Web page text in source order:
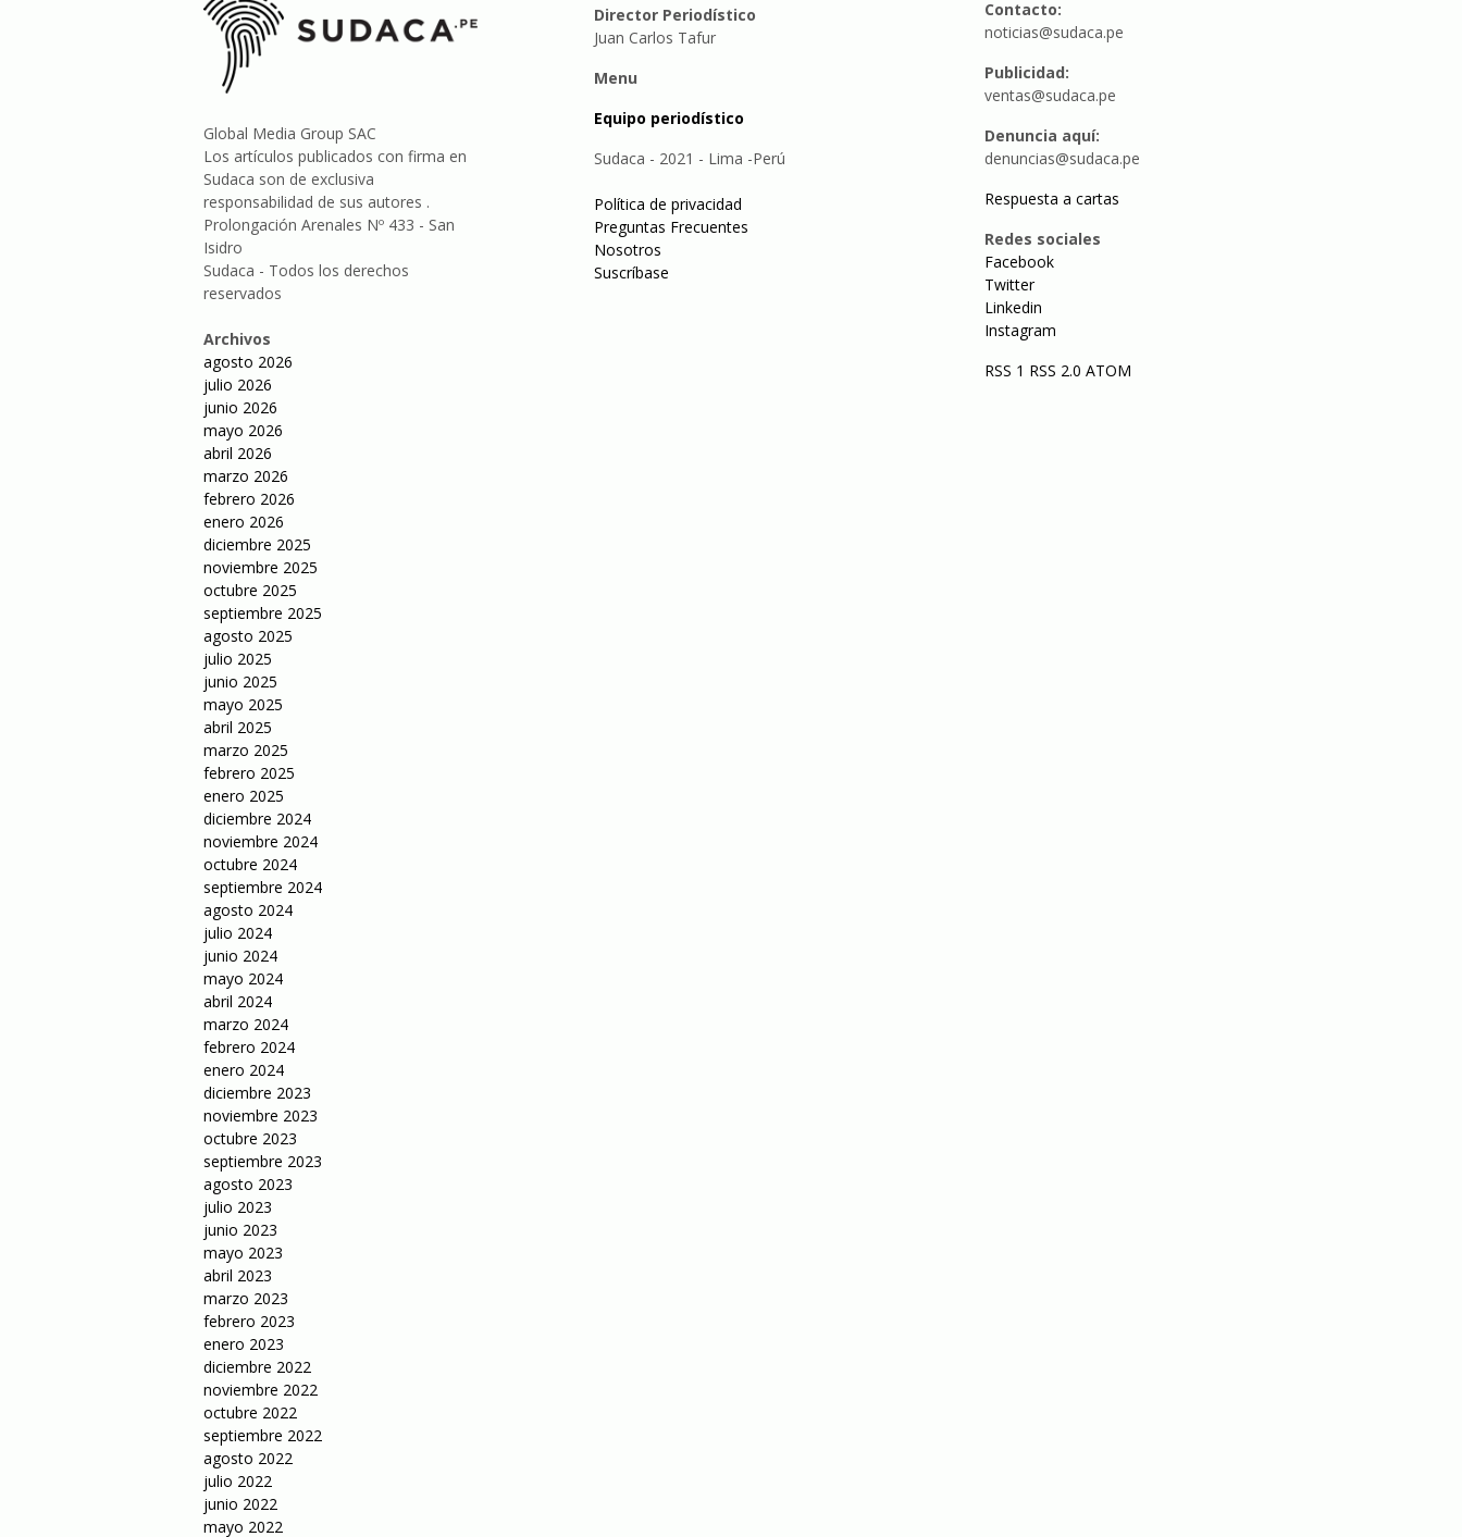
Global Media Group SAC
Los artículos publicados con firma en
Sudaca son de exclusiva
responsabilidad de sus autores .
Prolongación Arenales Nº 433 - San
Isidro
Sudaca - Todos los derechos
reservados
Archivos
agosto 2026
julio 2026
junio 2026
mayo 2026
abril 2026
marzo 2026
febrero 2026
enero 2026
diciembre 2025
noviembre 2025
octubre 2025
septiembre 2025
agosto 2025
julio 2025
junio 2025
mayo 2025
abril 2025
marzo 2025
febrero 2025
enero 2025
diciembre 2024
noviembre 2024
octubre 2024
septiembre 2024
agosto 2024
julio 2024
junio 2024
mayo 2024
abril 2024
marzo 2024
febrero 2024
enero 2024
diciembre 2023
noviembre 2023
octubre 2023
septiembre 2023
agosto 2023
julio 2023
junio 2023
mayo 2023
abril 2023
marzo 2023
febrero 2023
enero 2023
diciembre 2022
noviembre 2022
octubre 2022
septiembre 2022
agosto 2022
julio 2022
junio 2022
mayo 2022
Director Periodístico
Juan Carlos Tafur
Menu
Equipo periodístico
Sudaca - 2021 - Lima -Perú
Política de privacidad
Preguntas Frecuentes
Nosotros
Suscríbase
Contacto:
noticias@sudaca.pe
Publicidad:
ventas@sudaca.pe
Denuncia aquí:
denuncias@sudaca.pe
Respuesta a cartas
Redes sociales
Facebook
Twitter
Linkedin
Instagram
RSS 1 RSS 2.0 ATOM